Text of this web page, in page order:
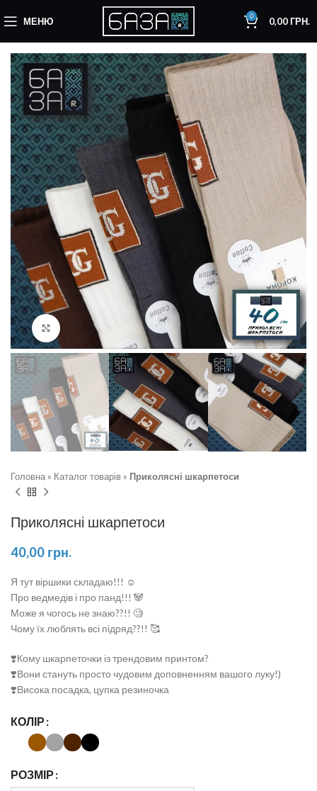
МЕНЮ 0 0,00ГРН.
Натисніть, щоб збільшити
Головна » Каталог товарів » Приколясні шкарпетоси
Приколясні шкарпетоси
40,00 грн.
Я тут віршики складаю!!! ☺️
Про ведмедів і про панд!!! 🐼
Може я чогось не знаю??!! 🧐
Чому їх люблять всі підряд??!! 🥰
❣️Кому шкарпеточки із трендовим принтом?
❣️Вони стануть просто чудовим доповненням вашого луку!)
❣️Висока посадка, цупка резиночка
КОЛІР
РОЗМІР